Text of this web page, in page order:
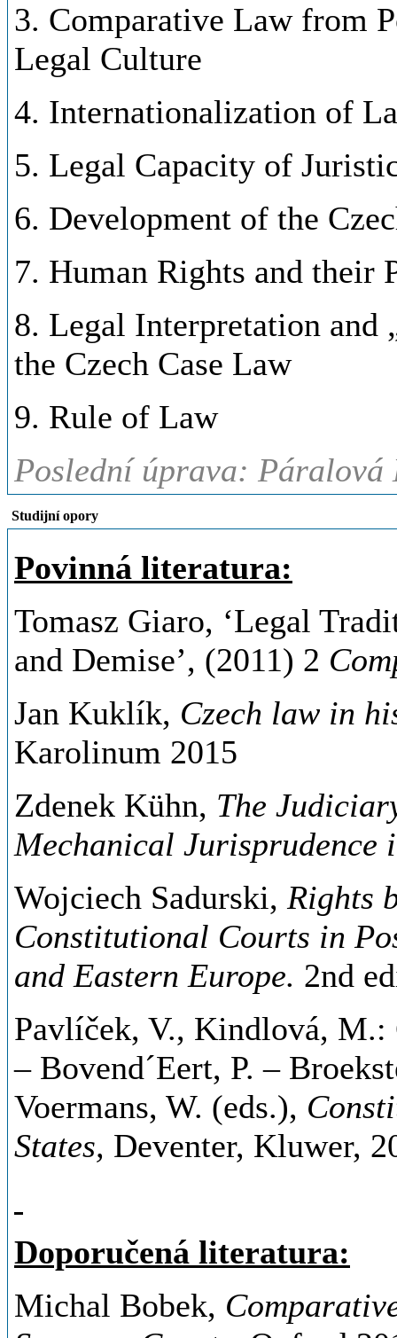
3. Comparative Law from
Legal Culture
4. Internationalization of
5. Legal Capacity of
6. Development of the
7. Human Rights and their
8. Legal Interpretation
the Czech Case Law
9. Rule of Law
Poslední úprava:
Studijní opory
Povinná literatura:
Tomasz Giaro, ‘Legal
and Demise’, (2011) 2
Jan Kuklík, Czech law in
Karolinum 2015
Zdenek Kühn, The
Mechanical
Wojciech Sadurski, Rights
Constitutional Courts in
and Eastern Europe. 2nd
Pavlíček, V., Kindlová,
– Bovend´Eert, P. –
Voermans, W. (eds.),
States, Deventer, Kluwer,
Doporučená literatura:
Michal Bobek,